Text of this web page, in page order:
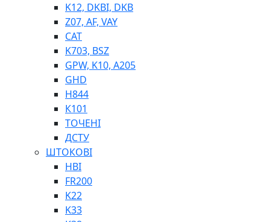
BIMETAL
Е90, E92
SINT, E60
ПНЕВМАТИКА
K12, DKBI, DKB
Z07, AF, VAY
CAT
K703, BSZ
GPW, K10, A205
GHD
H844
К101
ТОЧЕНІ
ДСТУ
ШТОКОВІ
HBI
FR200
K22
K33